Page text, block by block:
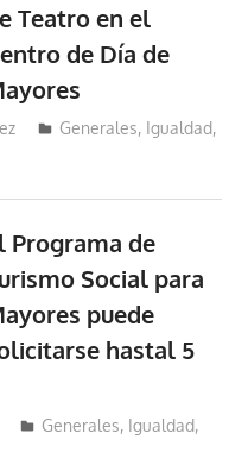
Teatro en el
de Día de
Generales, Igualdad,
Programa de
Social para
puede
hastal 5
Generales, Igualdad,